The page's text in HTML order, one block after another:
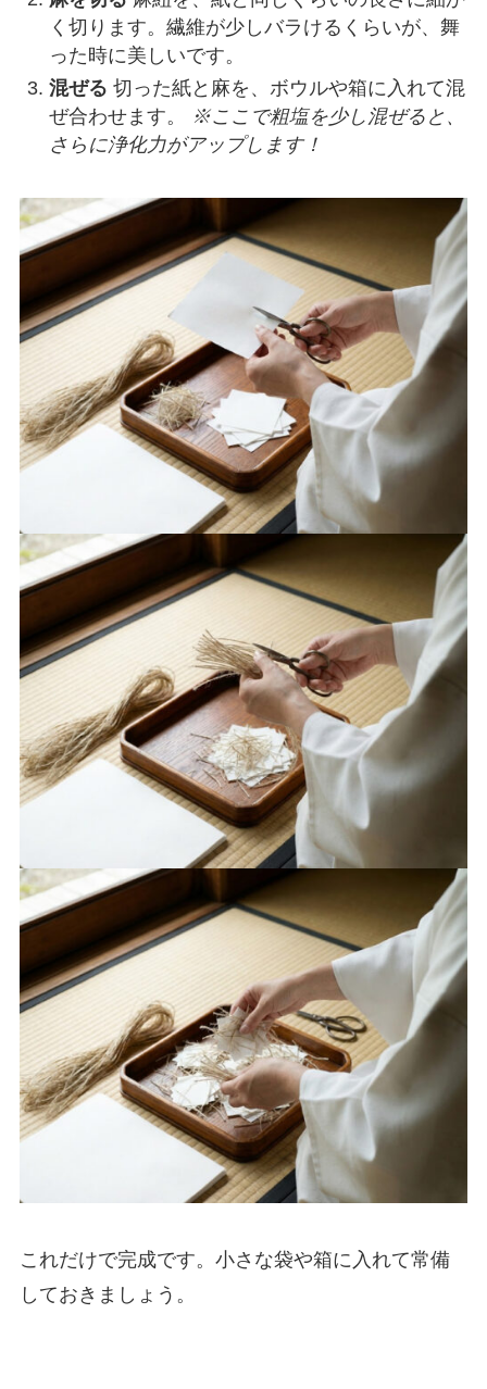
く切ります。繊維が少しバラけるくらいが、舞
った時に美しいです。
混ぜる 切った紙と麻を、ボウルや箱に入れて混
ぜ合わせます。
※ここで粗塩を少し混ぜると、
さらに浄化力がアップします！
これだけで完成です。小さな袋や箱に入れて常備
しておきましょう。